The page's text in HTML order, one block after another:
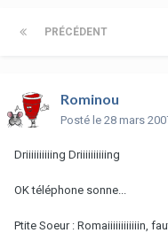
PRÉCÉDENT
Rominou
Posté le 28 mars
Driiiiiiiiiing Driiiiiiiiiing
OK téléphone sonne...
Ptite Soeur : Romaiiiiiiiiiiiin,